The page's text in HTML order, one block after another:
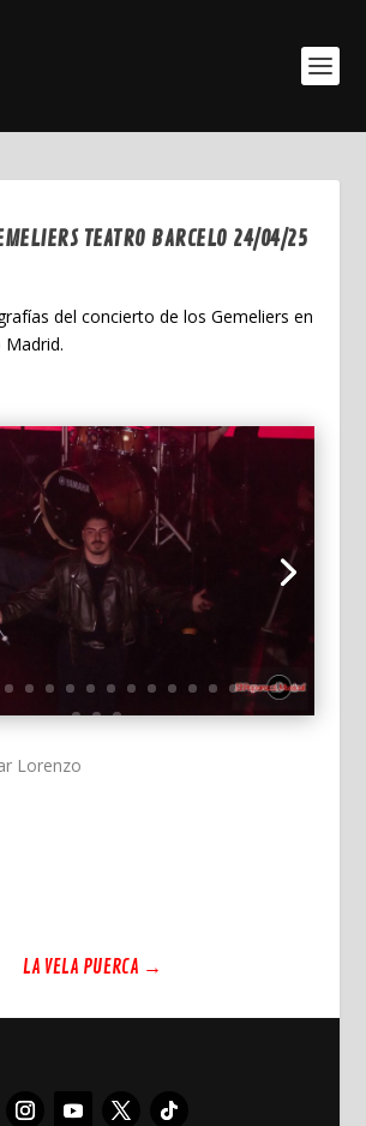
TEATRO BARCELO 24/04/25
del concierto de los Gemeliers en
Madrid.
Lorenzo
LA VELA PUERCA →